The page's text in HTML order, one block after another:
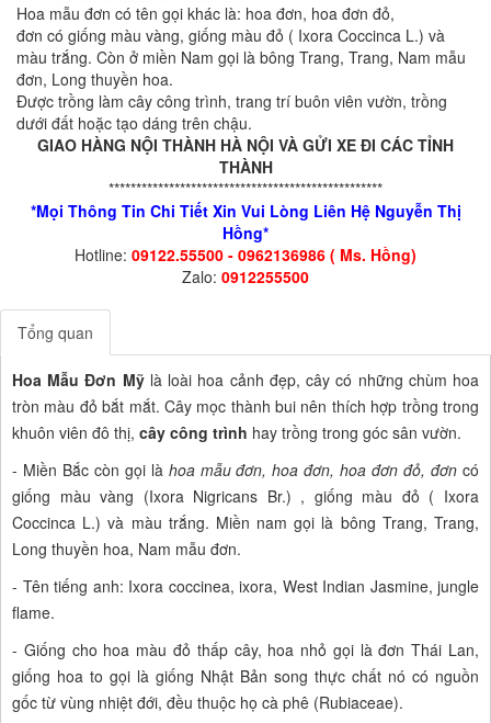
Hoa mẫu đơn có tên gọi khác là: hoa đơn, hoa đơn đỏ,
đơn có giống màu vàng, giống màu đỏ ( Ixora Coccinca L.) và
màu trắng. Còn ở miền Nam gọi là bông Trang, Trang, Nam mẫu
đơn, Long thuyền hoa.
Được trồng làm cây công trình, trang trí buôn viên vườn, trồng
dưới đất hoặc tạo dáng trên chậu.
GIAO HÀNG NỘI THÀNH HÀ NỘI VÀ GỬI XE ĐI CÁC TỈNH
THÀNH
**************************************************
*Mọi Thông Tin Chi Tiết Xin Vui Lòng Liên Hệ Nguyễn Thị
Hồng*
Hotline: 09122.55500 - 0962136986 ( Ms. Hồng)
Zalo: 0912255500
Tổng quan
Hoa Mẫu Đơn Mỹlà loài hoa cảnh đẹp, cây có những chùm hoa
tròn màu đỏ bắt mắt. Cây mọc thành bui nên thích hợp trồng trong
khuôn viên đô thị, cây công trình hay trồng trong góc sân vườn.
- Miền Bắc còn gọi là hoa mẫu đơn, hoa đơn, hoa đơn đỏ, đơn có
giống màu vàng (Ixora Nigricans Br.) , giống màu đỏ ( Ixora
Coccinca L.) và màu trắng. Miền nam gọi là bông Trang, Trang,
Long thuyền hoa, Nam mẫu đơn.
- Tên tiếng anh: Ixora coccinea, ixora, West Indian Jasmine, jungle
flame.
- Giống cho hoa màu đỏ thấp cây, hoa nhỏ gọi là đơn Thái Lan,
giống hoa to gọi là giống Nhật Bản song thực chất nó có nguồn
gốc từ vùng nhiệt đới, đều thuộc họ cà phê (Rubiaceae).